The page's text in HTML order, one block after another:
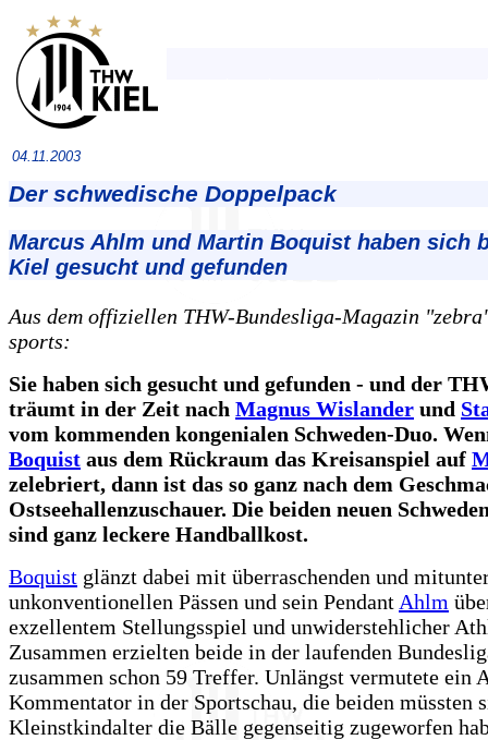
04.11.2003
Der schwedische Doppelpack
Marcus Ahlm und Martin Boquist haben sich
Kiel gesucht und gefunden
Aus dem offiziellen THW-Bundesliga-Magazin
sports:
Sie haben sich gesucht und gefunden - und der
träumt in der Zeit nach Magnus Wislander und
vom kommenden kongenialen Schweden-Duo.
Boquist aus dem Rückraum das Kreisanspiel auf
zelebriert, dann ist das so ganz nach dem
Ostseehallenzuschauer. Die beiden neuen
sind ganz leckere Handballkost.
Boquist glänzt dabei mit überraschenden und
unkonventionellen Pässen und sein Pendant Ahlm
exzellentem Stellungsspiel und unwiderstehlicher
Zusammen erzielten beide in der laufenden
zusammen schon 59 Treffer. Unlängst vermutete ein
Kommentator in der Sportschau, die beiden müssten
Kleinstkindalter die Bälle gegenseitig zugeworfen